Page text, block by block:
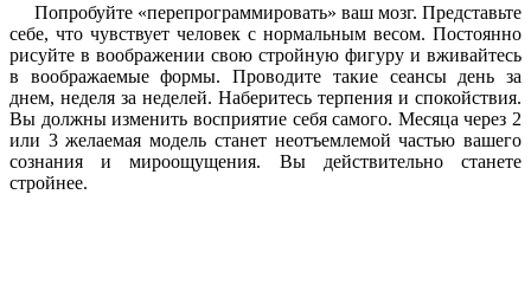
Попробуйте «перепрограммировать» ваш мозг. Представьте
себе, что чувствует чело­век с нормальным весом. Постоянно
рисуй­те в воображении свою стройную фигуру и вживайтесь
в воображаемые формы. Про­водите такие сеансы день за
днем, неделя за неделей. Наберитесь терпения и спокой­ствия.
Вы должны изменить восприятие себя самого. Месяца через 2
или 3 желае­мая модель станет неотъемлемой частью ва­шего
сознания и мироощущения. Вы действительно станете
стройнее.